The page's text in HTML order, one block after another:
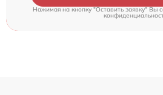
Нажимая на кнопку "Оставить заявку" Вы